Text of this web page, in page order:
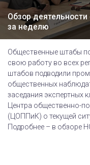
Обзор
за неделю
Общественные штабы
свою работу во всех
штабов подводили
общественных
заседания экспертных
Центра общественно-
(ЦОППиК) о текущей
Подробнее – в обзоре